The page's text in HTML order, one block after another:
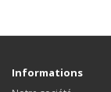
Informations